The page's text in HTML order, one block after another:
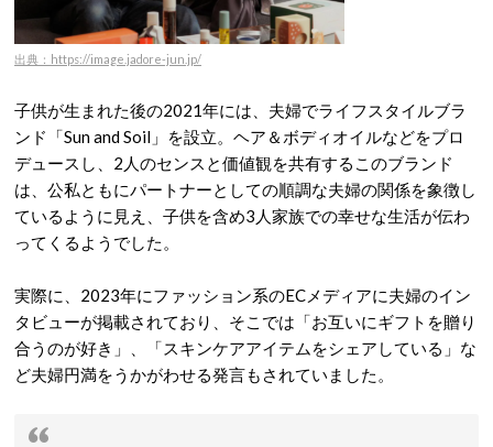
出典：https://image.jadore-jun.jp/
子供が生まれた後の2021年には、夫婦でライフスタイルブラ
ンド「Sun and Soil」を設立。 ヘア＆ボディオイルなどをプロ
デュースし、2人のセンスと価値観を共有するこのブランド
は、公私ともにパートナーとしての順調な夫婦の関係を象徴し
ているように見え、子供を含め3人家族での幸せな生活が伝わ
ってくるようでした。
実際に、2023年にファッション系のECメディアに夫婦のイン
タビューが掲載されており、そこでは「お互いにギフトを贈り
合うのが好き」、「スキンケアアイテムをシェアしている」な
ど夫婦円満をうかがわせる発言もされていました。